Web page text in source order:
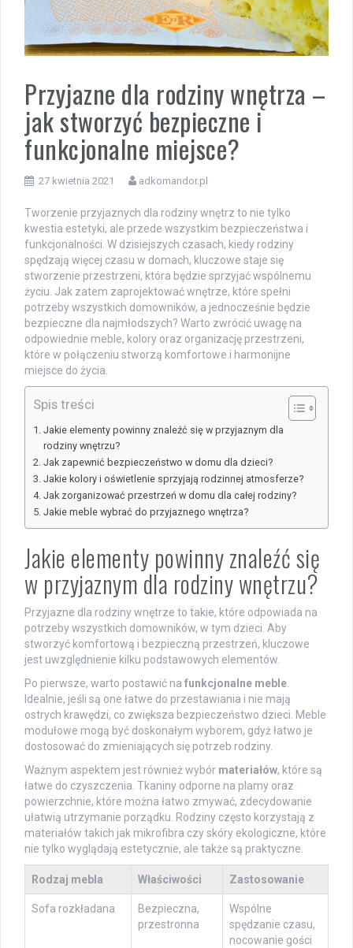
Przyjazne dla rodziny wnętrza –
jak stworzyć bezpieczne i
funkcjonalne miejsce?
27 kwietnia 2021 adkomandor.pl
Tworzenie przyjaznych dla rodziny wnętrz to nie tylko
kwestia estetyki, ale przede wszystkim bezpieczeństwa i
funkcjonalności. W dzisiejszych czasach, kiedy rodziny
spędzają więcej czasu w domach, kluczowe staje się
stworzenie przestrzeni, która będzie sprzyjać wspólnemu
życiu. Jak zatem zaprojektować wnętrze, które spełni
potrzeby wszystkich domowników, a jednocześnie będzie
bezpieczne dla najmłodszych? Warto zwrócić uwagę na
odpowiednie meble, kolory oraz organizację przestrzeni,
które w połączeniu stworzą komfortowe i harmonijne
miejsce do życia.
Spis treści
Jakie elementy powinny znaleźć się w przyjaznym dla
rodziny wnętrzu?
Jak zapewnić bezpieczeństwo w domu dla dzieci?
Jakie kolory i oświetlenie sprzyjają rodzinnej atmosferze?
Jak zorganizować przestrzeń w domu dla całej rodziny?
Jakie meble wybrać do przyjaznego wnętrza?
Jakie elementy powinny znaleźć się
w przyjaznym dla rodziny wnętrzu?
Przyjazne dla rodziny wnętrze to takie, które odpowiada na
potrzeby wszystkich domowników, w tym dzieci. Aby
stworzyć komfortową i bezpieczną przestrzeń, kluczowe
jest uwzględnienie kilku podstawowych elementów.
Po pierwsze, warto postawić na funkcjonalne meble.
Idealnie, jeśli są one łatwe do przestawiania i nie mają
ostrych krawędzi, co zwiększa bezpieczeństwo dzieci. Meble
modułowe mogą być doskonałym wyborem, gdyż łatwo je
dostosować do zmieniających się potrzeb rodziny.
Ważnym aspektem jest również wybór materiałów, które są
łatwe do czyszczenia. Tkaniny odporne na plamy oraz
powierzchnie, które można łatwo zmywać, zdecydowanie
ułatwią utrzymanie porządku. Rodziny często korzystają z
materiałów takich jak mikrofibra czy skóry ekologiczne, które
nie tylko wyglądają estetycznie, ale także są praktyczne.
Rodzaj mebla Właściwości Zastosowanie
Sofa rozkładana
Bezpieczna,
przestronna
Wspólne
spędzanie czasu,
nocowanie gości